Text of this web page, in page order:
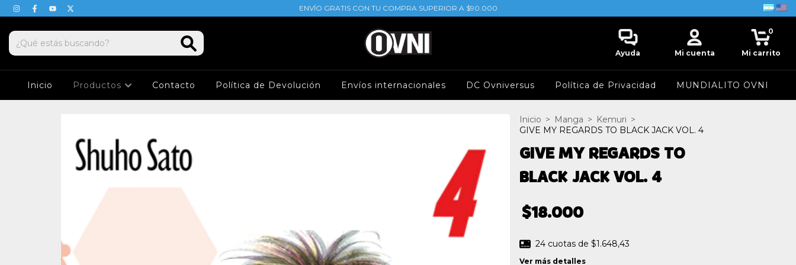
ENVÍO GRATIS CON TU COMPRA SUPERIOR A $90.000
Ayuda Mi cuenta Mi carrito
0
Inicio Productos Contacto Política de Devolución Envíos internacionales DC Ovniversus Política de Privacidad MUNDIALITO OVNI
Inicio > Manga > Kemuri >
GIVE MY REGARDS TO BLACK JACK VOL. 4
GIVE MY REGARDS TO
BLACK JACK VOL. 4
$18.000
24 cuotas de $1.648,43
Ver más detalles